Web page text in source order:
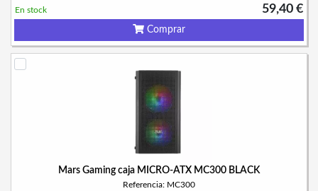
59,40 €
En stock
Comprar
Mars Gaming caja MICRO-ATX MC300 BLACK
Referencia: MC300